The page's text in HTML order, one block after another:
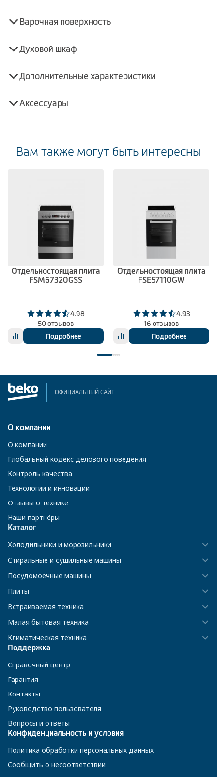
Варочная поверхность
Духовой шкаф
Дополнительные характеристики
Аксессуары
Вам также могут быть интересны
Отдельностоящая плита
FSM67320GSS
4.98
50 отзывов
Подробнее
Отдельностоящая плита
FSE57110GW
4.93
16 отзывов
Подробнее
ОФИЦИАЛЬНЫЙ САЙТ
О компании
О компании
Глобальный кодекс делового поведения
Контроль качества
Технологии и инновации
Отзывы о технике
Наши партнёры
Каталог
Холодильники и морозильники
Стиральные и сушильные машины
Посудомоечные машины
Плиты
Встраиваемая техника
Малая бытовая техника
Климатическая техника
Поддержка
Справочный центр
Гарантия
Контакты
Руководство пользователя
Вопросы и ответы
Конфиденциальность и условия
Политика обработки персональных данных
Сообщить о несоответствии